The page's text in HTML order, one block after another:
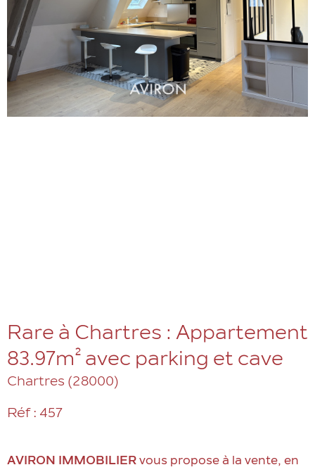
Rare à Chartres : Appartement
83.97m² avec parking et cave
Chartres (28000)
Réf : 457
AVIRON IMMOBILIER vous propose à la vente, en